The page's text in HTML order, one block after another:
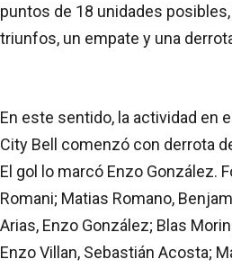
puntos de 18 unidades
triunfos, un empate y una
En este sentido, la actividad en
City Bell comenzó con derrota
El gol lo marcó Enzo González.
Romani; Matias Romano,
Arias, Enzo González; Blas
Enzo Villan, Sebastián Acosta;